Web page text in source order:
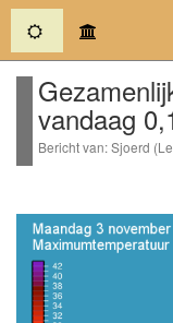
(current)
vandaag
Bericht van: Sjoerd